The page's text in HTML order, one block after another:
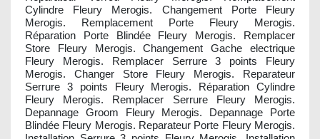
Cylindre Fleury Merogis. Changement Porte Fleury
Merogis. Remplacement Porte Fleury Merogis.
Réparation Porte Blindée Fleury Merogis. Remplacer
Store Fleury Merogis. Changement Gache electrique
Fleury Merogis. Remplacer Serrure 3 points Fleury
Merogis. Changer Store Fleury Merogis. Reparateur
Serrure 3 points Fleury Merogis. Réparation Cylindre
Fleury Merogis. Remplacer Serrure Fleury Merogis.
Depannage Groom Fleury Merogis. Depannage Porte
Blindée Fleury Merogis. Reparateur Porte Fleury Merogis.